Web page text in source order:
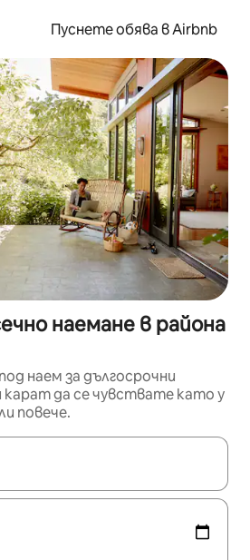
Пуснете обява в Airbnb
наемане в района
наем за дългосрочни
да се чувствате като у
повече.
се покажат, използвайте